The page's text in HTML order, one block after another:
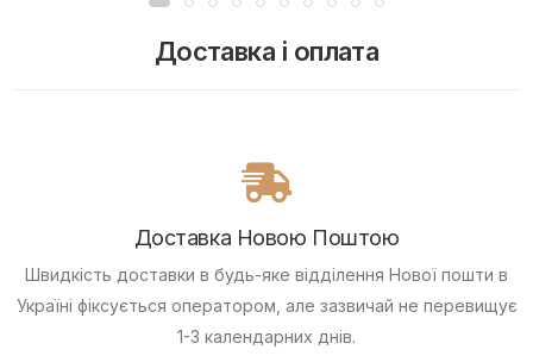
Доставка і оплата
Доставка Новою Поштою
Швидкість доставки в будь-яке відділення Нової пошти в
Україні фіксується оператором, але зазвичай не перевищує
1-3 календарних днів.